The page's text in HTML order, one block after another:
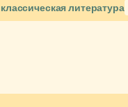
классическая литература